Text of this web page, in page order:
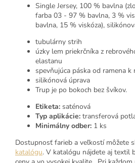
Single Jersey, 100 % bavlna
farba 03 - 97 % bavlna, 3 %
bavlna, 15 % viskóza),
tubulárny strih
úzky lem priekrčníka z
elastanu
spevňujúca páska od ramena k
silikónová úprava
Trup je po bokoch bez švíkov.
Etiketa: saténová
Typ aplikácie: transferová
Minimálny odber: 1 ks
Dostupnosť farieb a veľkostí môžete
katalógu. V katalógu nájdete aj textil